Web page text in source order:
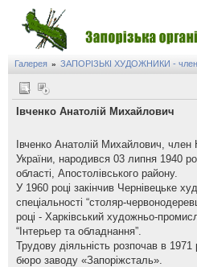
Галерея » ЗАПОРІЗЬКІ ХУДОЖНИКИ -
Івченко Анатолій Михайлович
Івченко Анатолій Михайлович, член
України, народився 03 липня 1940
області, Апостолівського району.
У 1960 році закінчив Чернівецьке
спеціальності “столяр-
році - Харківський художньо-
“Інтерьер та обладнання”.
Трудову діяльність розпочав в
бюро заводу «Запоріжсталь».